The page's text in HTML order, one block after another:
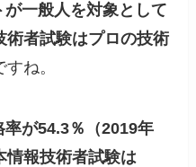
が一般人を対象として
術者試験はプロの技術
すね。
が54.3％（2019年
情報技術者試験は